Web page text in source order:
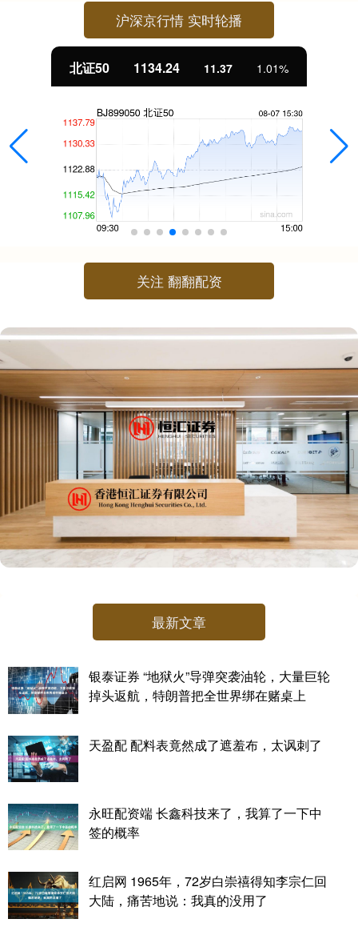
沪深京行情 实时轮播
北证50 1134.24 11.37 1.01%
关注 翻翻配资
最新文章
银泰证券 “地狱火”导弹突袭油轮，大量巨轮
掉头返航，特朗普把全世界绑在赌桌上
天盈配 配料表竟然成了遮羞布，太讽刺了
永旺配资端 长鑫科技来了，我算了一下中
签的概率
红启网 1965年，72岁白崇禧得知李宗仁回
大陆，痛苦地说：我真的没用了